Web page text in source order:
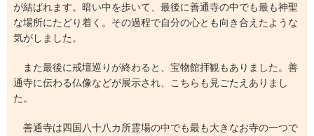
が結ばれます。暗い中を歩いて、最後に善通寺の中でも最も神聖
な場所にたどり着く。その過程で自分の心とも向き合えたような
気がしました。
また最後に戒壇巡りが終わると、宝物館拝観もありました。善
通寺に伝わる仏像などが展示され、こちらも見ごたえありまし
た。
善通寺は四国八十八カ所霊場の中でも最も大きなお寺の一つで